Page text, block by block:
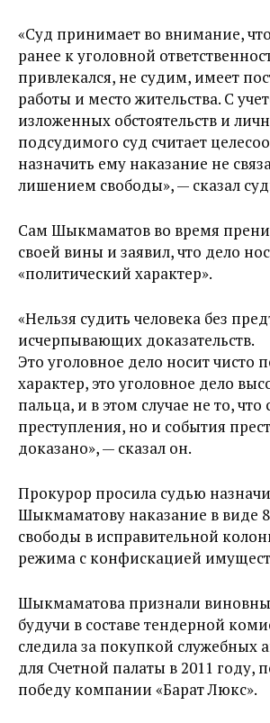
«Суд принимает во внимание,
ранее к уголовной
привлекался, не судим, имеет
работы и место жительства. С
изложенных обстоятельств и
подсудимого суд считает
назначить ему наказание не
лишением свободы», — сказал
Сам Шыкмаматов во время
своей вины и заявил, что дело
«политический характер».
«Нельзя судить человека без
исчерпывающих доказательств.
Это уголовное дело носит чисто
характер, это уголовное дело
пальца, и в этом случае не то, что
преступления, но и события
доказано», — сказал он.
Прокурор просила судью
Шыкмаматову наказание в виде
свободы в исправительной
режима с конфискацией
Шыкмаматова признали
будучи в составе тендерной
следила за покупкой служебных
для Счетной палаты в 2011 году,
победу компании «Барат Люкс».